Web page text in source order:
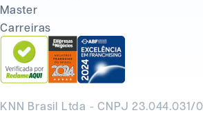
KNN Brasil Ltda - CNPJ 23.044.031/
Master
Carreiras